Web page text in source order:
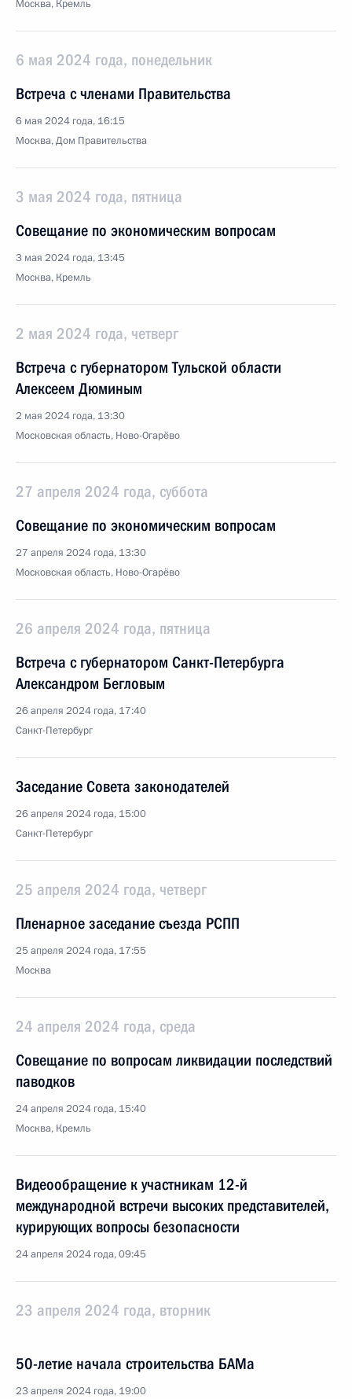
Москва, Кремль
6 мая 2024 года, понедельник
Встреча с членами Правительства
6 мая 2024 года, 16:15
Москва, Дом Правительства
3 мая 2024 года, пятница
Совещание по экономическим вопросам
3 мая 2024 года, 13:45
Москва, Кремль
2 мая 2024 года, четверг
Встреча с губернатором Тульской области
Алексеем Дюминым
2 мая 2024 года, 13:30
Московская область, Ново-Огарёво
27 апреля 2024 года, суббота
Совещание по экономическим вопросам
27 апреля 2024 года, 13:30
Московская область, Ново-Огарёво
26 апреля 2024 года, пятница
Встреча с губернатором Санкт-Петербурга
Александром Бегловым
26 апреля 2024 года, 17:40
Санкт-Петербург
Заседание Совета законодателей
26 апреля 2024 года, 15:00
Санкт-Петербург
25 апреля 2024 года, четверг
Пленарное заседание съезда РСПП
25 апреля 2024 года, 17:55
Москва
24 апреля 2024 года, среда
Совещание по вопросам ликвидации последствий
паводков
24 апреля 2024 года, 15:40
Москва, Кремль
Видеообращение к участникам 12-й
международной встречи высоких представителей,
курирующих вопросы безопасности
24 апреля 2024 года, 09:45
23 апреля 2024 года, вторник
50-летие начала строительства БАМа
23 апреля 2024 года, 19:00